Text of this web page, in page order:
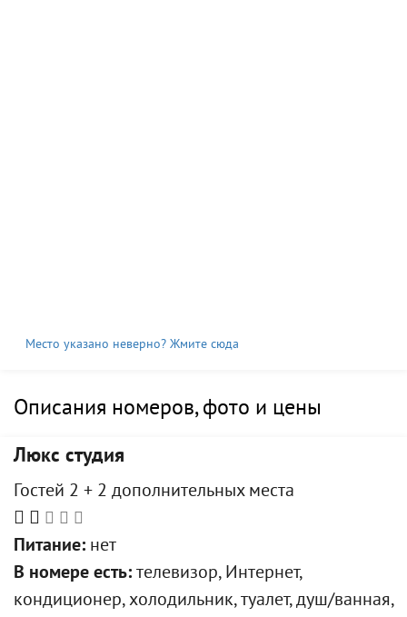
Место указано неверно? Жмите сюда
Описания номеров, фото и цены
Люкс студия
Гостей 2 + 2 дополнительных места
Питание: нет
В номере есть: телевизор, Интернет,
кондиционер, холодильник, туалет, душ/ванная,